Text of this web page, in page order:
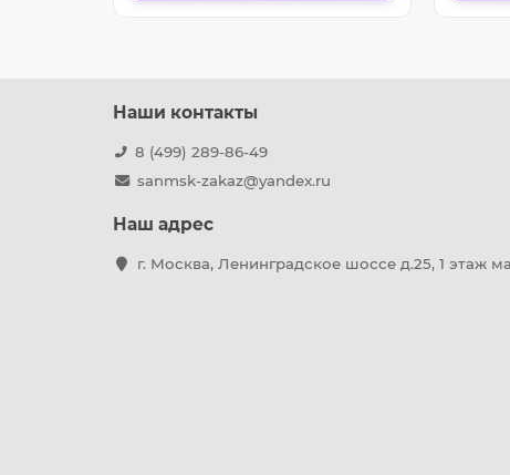
Наши контакты
8 (499) 289-86-49
sanmsk-zakaz@yandex.ru
Наш адрес
г. Москва, Ленинградское шоссе д.25, 1 этаж